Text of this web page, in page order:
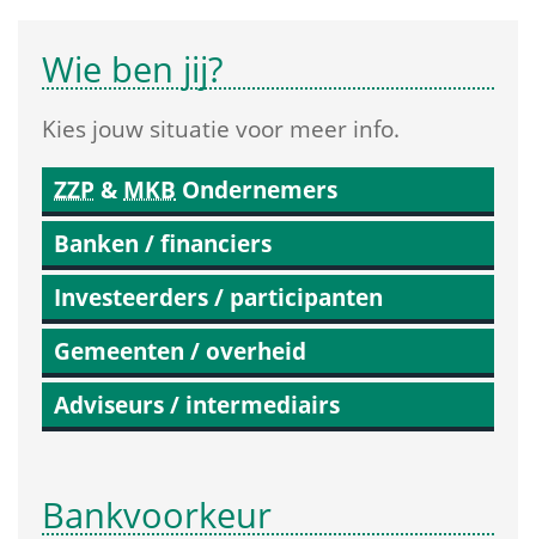
Wie ben jij?
Kies jouw situatie voor meer info.
ZZP & MKB Ondernemers
Banken / financiers
Investeerders / participanten
Gemeenten / overheid
Adviseurs / intermediairs
Bankvoorkeur